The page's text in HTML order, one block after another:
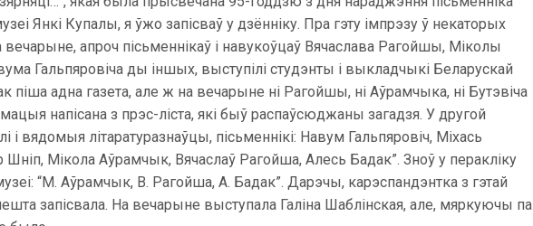
Янкі Купалы, я ўжо запісваў у дзённіку. Пра гэту імпрэзу ў некаторых
вечарыне, апроч пісьменнікаў і навукоўцаў Вячаслава Рагойшы, Міколы
Гальпяровіча ды іншых, выступілі студэнты і выкладчыкі Беларускай
піша адна газета, але ж на вечарыне ні Рагойшы, ні Аўрамчыка, ні Бутэвіча
напісана з прэс-ліста, які быў распаўсюджаны загадзя. У другой
і вядомыя літаратуразнаўцы, пісьменнікі: Навум Гальпяровіч, Міхась
Шніп, Мікола Аўрамчык, Вячаслаў Рагойша, Алесь Бадак”. Зноў у перакліку
“М. Аўрамчык, В. Рагойша, А. Бадак”. Дарэчы, карэспандэнтка з гэтай
запісвала. На вечарыне выступала Галіна Шаблінская, але, мяркуючы па